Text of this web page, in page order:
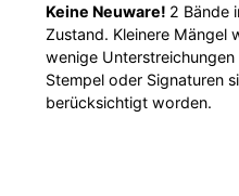
Keine Neuware! 2 Bände
Zustand. Kleinere Mängel
wenige
Stempel oder Signaturen
berücksichtigt worden.